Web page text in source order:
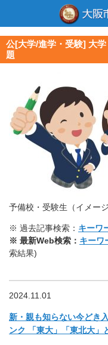
公[大学/進学・受験] 大
題 ：11/
予備校・受験生（イメージ
※ 過去記事検索： キーワ
※ 最新Web検索： キーワ
索結果)
2024.11.01
新・親も知らない今どき
ンク 「東大」「東北大」